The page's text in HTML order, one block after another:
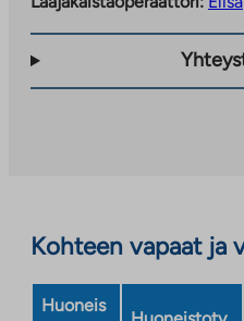
Kohteen vapaat ja
Huoneis